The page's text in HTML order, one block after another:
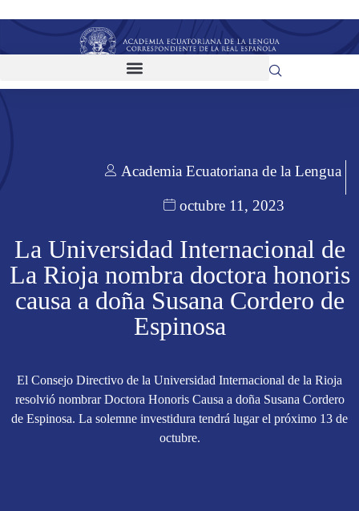
Academia Ecuatoriana de la Lengua
octubre 11, 2023
La Universidad Internacional de
La Rioja nombra doctora honoris
causa a doña Susana Cordero de
Espinosa
El Consejo Directivo de la Universidad Internacional de la Rioja
resolvió nombrar Doctora Honoris Causa a doña Susana Cordero
de Espinosa. La solemne investidura tendrá lugar el próximo 13 de
octubre.